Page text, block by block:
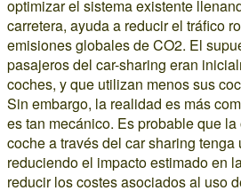
optimizar el sistema existente
carretera, ayuda a reducir el tráfico
emisiones globales de CO2. El
pasajeros del car-sharing eran
coches, y que utilizan menos sus
Sin embargo, la realidad es más
es tan mecánico. Es probable que
coche a través del car sharing tenga
reduciendo el impacto estimado en
reducir los costes asociados al uso